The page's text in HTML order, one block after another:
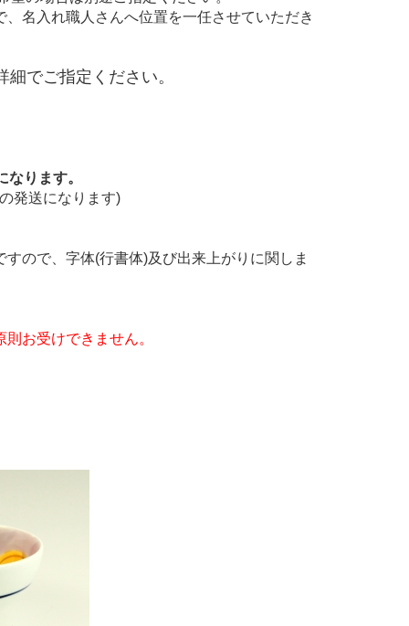
名入れ職人さんへ位置を一任させていただき
でご指定ください。
ります。
発送になります)
ので、字体(行書体)及び出来上がりに関しま
お受けできません。